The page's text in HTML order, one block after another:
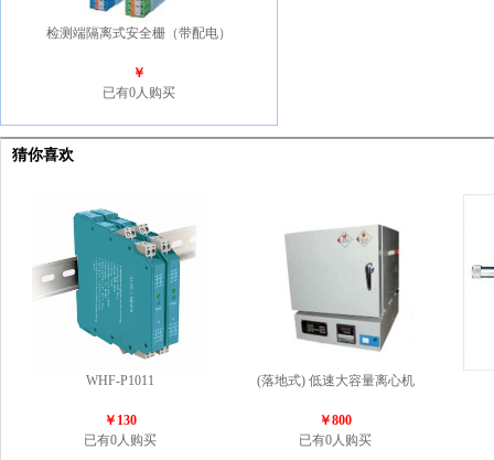
检测端隔离式安全栅（带配电）
￥
已有0人购买
猜你喜欢
WHF-P1011
￥130
已有0人购买
(落地式) 低速大容量离心机
￥800
已有0人购买